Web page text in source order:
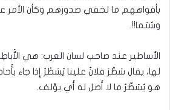
بأفواههم ما تخفي صدورهم وكأن
وشتما!!.
الأساطير عند صاحب لسان العرب: هي
لها، يقال سَطَّرَ فلانٌ علينا يُسَطْرُ إِذا جاء
هو يُسَطِّرُ ما لا أَصل له أَي يؤلف.